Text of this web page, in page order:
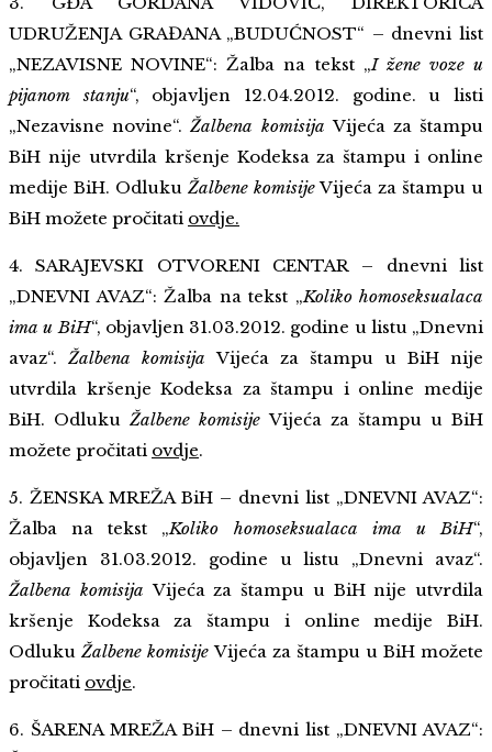
UDRUŽENJA GRAĐANA „BUDUĆNOST“ – dnevni list
„NEZAVISNE NOVINE“: Žalba na tekst „I žene voze u
pijanom stanju“, objavljen 12.04.2012. godine. u listi
„Nezavisne novine“.Žalbena komisijaVijeća za štampu
BiH nije utvrdila kršenje Kodeksa za štampu i online
medije BiH. Odluku Žalbene komisijeVijeća za štampu u
BiH možete pročitati ovdje.
4. SARAJEVSKI OTVORENI CENTAR – dnevni list
„DNEVNI AVAZ“: Žalba na tekst „Koliko homoseksualaca
ima u BiH“, objavljen 31.03.2012. godine u listu „Dnevni
avaz“. Žalbena komisijaVijeća za štampu u BiH nije
utvrdila kršenje Kodeksa za štampu i online medije
BiH. Odluku Žalbene komisijeVijeća za štampu u BiH
možete pročitati ovdje.
5. ŽENSKA MREŽA BiH – dnevni list „DNEVNI AVAZ“:
Žalba na tekst „Koliko homoseksualaca ima u BiH“,
objavljen 31.03.2012. godine u listu „Dnevni avaz“.
Žalbena komisijaVijeća za štampu u BiH nije utvrdila
kršenje Kodeksa za štampu i online medije BiH.
Odluku Žalbene komisijeVijeća za štampu u BiH možete
pročitati ovdje.
6. ŠARENA MREŽA BiH – dnevni list „DNEVNI AVAZ“: